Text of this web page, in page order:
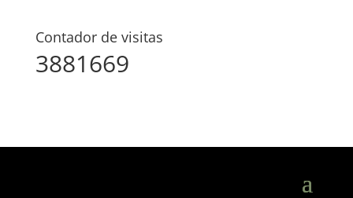
Contador de visitas
3881669